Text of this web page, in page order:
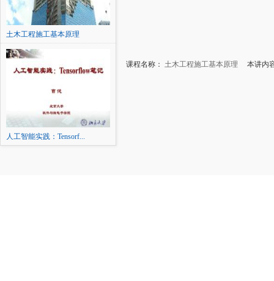
土木工程施工基本原理
人工智能实践：Tensorf...
课程名称： 土木工程施工基本原理 本讲内